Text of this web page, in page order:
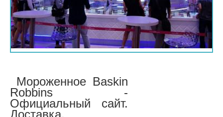
Мороженное Baskin
Robbins -
Официальный сайт.